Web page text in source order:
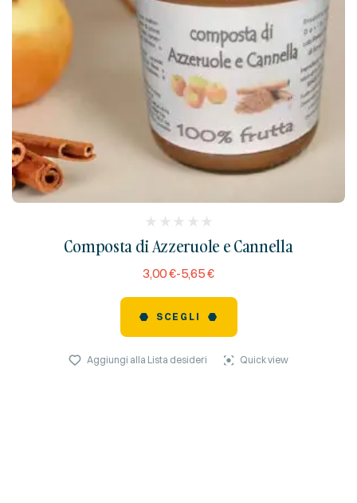
Composta di Azzeruole e Cannella
reviews)
3,00€-5,65€
SCEGLI
Aggiungi alla Lista desideri Quick view